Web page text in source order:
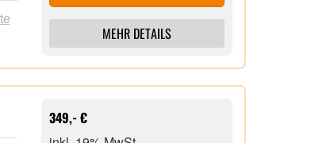
MEHR DETAILS
349,- €